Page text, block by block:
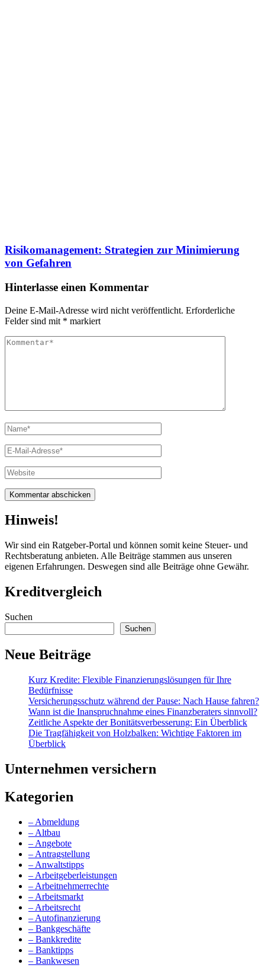
Risikomanagement: Strategien zur Minimierung
von Gefahren
Hinterlasse einen Kommentar
Deine E-Mail-Adresse wird nicht veröffentlicht. Erforderliche
Felder sind mit * markiert
Kommentar
Vollständiger
Name
E-
Mail
Website
Hinweis!
Wir sind ein Ratgeber-Portal und können somit keine Steuer- und
Rechtsberatung anbieten. Alle Beiträge stammen aus unseren
eigenen Erfahrungen. Deswegen sind alle Beiträge ohne Gewähr.
Kreditvergleich
Suchen
Suchen
Neue Beiträge
Kurz Kredite: Flexible Finanzierungslösungen für Ihre
Bedürfnisse
Versicherungsschutz während der Pause: Nach Hause fahren?
Wann ist die Inanspruchnahme eines Finanzberaters sinnvoll?
Zeitliche Aspekte der Bonitätsverbesserung: Ein Überblick
Die Tragfähigkeit von Holzbalken: Wichtige Faktoren im
Überblick
Unternehmen versichern
Kategorien
– Abmeldung
– Altbau
– Angebote
– Antragstellung
– Anwaltstipps
– Arbeitgeberleistungen
– Arbeitnehmerrechte
– Arbeitsmarkt
– Arbeitsrecht
– Autofinanzierung
– Bankgeschäfte
– Bankkredite
– Banktipps
– Bankwesen